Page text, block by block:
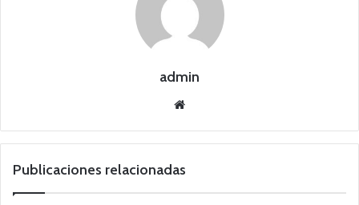
admin
we
Publicaciones relacionadas